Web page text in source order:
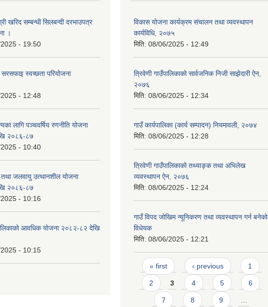
खरिद सम्बन्धी सिलबन्दी दरभाउपत्र
।
- 19:50
सरसफाइ स्वच्छता परियोजना
- 12:48
लागि पञ्चवर्षिय रणनीति योजना
२०८६-८७
- 10:40
तथा जलवायु उत्थानशील योजना
२०८६-८७
- 10:16
आवधिक योजना २०८२-८२ देखि
- 10:15
विकास योजना कार्यक्रम संचालन तथा व्यवस्थापन
कार्यविधि, २०७५
मिति: 08/06/2025 - 12:49
त्रिवेणी गाउँपालिकाको सार्वजनिक निजी साझेदारी ऐन,
२०७६
मिति: 08/06/2025 - 12:34
गाउँ कार्यपालिका (कार्य सम्पादन) नियमावली, २०७४
मिति: 08/06/2025 - 12:28
त्रिवेणी गाउँपालिकाको तथ्याङ्क तथा अभिलेख
व्यवस्थापन ऐन, २०७६
मिति: 08/06/2025 - 12:24
गाउँ विपद जोखिम न्यूनिकरण तथा व्यवस्थापन गर्न बनेको
विधेयक
मिति: 08/06/2025 - 12:21
Pages
« first ‹ previous 1
2 3 4 5 6
7 8 9 …